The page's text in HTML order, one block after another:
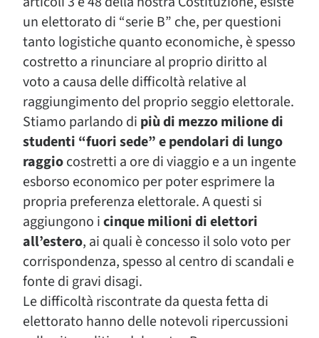
un elettorato di “serie B” che, per questioni
tanto logistiche quanto economiche, è spesso
costretto a rinunciare al proprio diritto al
voto a causa delle difficoltà relative al
raggiungimento del proprio seggio elettorale.
Stiamo parlando di più di mezzo milione di
studenti “fuori sede” e pendolari di lungo
raggiocostretti a ore di viaggio e a un ingente
esborso economico per poter esprimere la
propria preferenza elettorale. A questi si
aggiungono icinque milioni di elettori
all’estero, ai quali è concesso il solo voto per
corrispondenza, spesso al centro di scandali e
fonte di gravi disagi.
Le difficoltà riscontrate da questa fetta di
elettorato hanno delle notevoli ripercussioni